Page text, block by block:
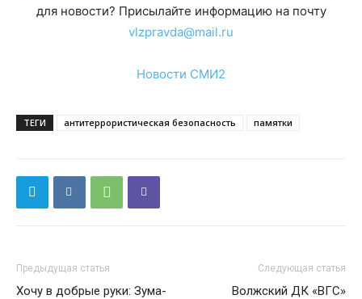
для новости? Присылайте информацию на почту
vlzpravda@mail.ru
Новости СМИ2
ТЕГИ антитеррористическая безопасность памятки
Предыдущая статья
Хочу в добрые руки: Зума-
Следующая статья
Волжский ДК «ВГС»